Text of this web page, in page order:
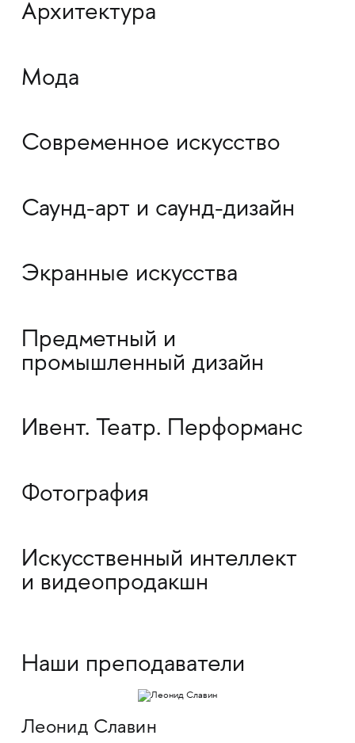
Архитектура
Мода
Современное искусство
Саунд-арт и саунд-дизайн
Экранные искусства
Предметный и
промышленный дизайн
Ивент. Театр. Перформанс
Фотография
Искусственный интеллект
и видеопродакшн
Наши преподаватели
Леонид Славин